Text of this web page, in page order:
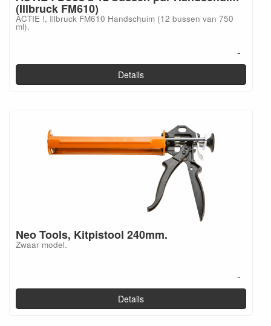
(Illbruck FM610)
ACTIE !, Illbruck FM610 Handschuim (12 bussen van 750
ml).
-
Details
Neo Tools, Kitpistool 240mm.
Zwaar model.
-
Details